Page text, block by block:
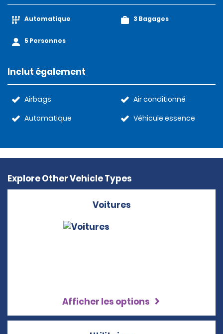
Automatique
5 Personnes
3 Bagages
Inclut également
Airbags
Automatique
Air conditionné
Véhicule essence
Explore Other Vehicle Types
Voitures
Afficher les options